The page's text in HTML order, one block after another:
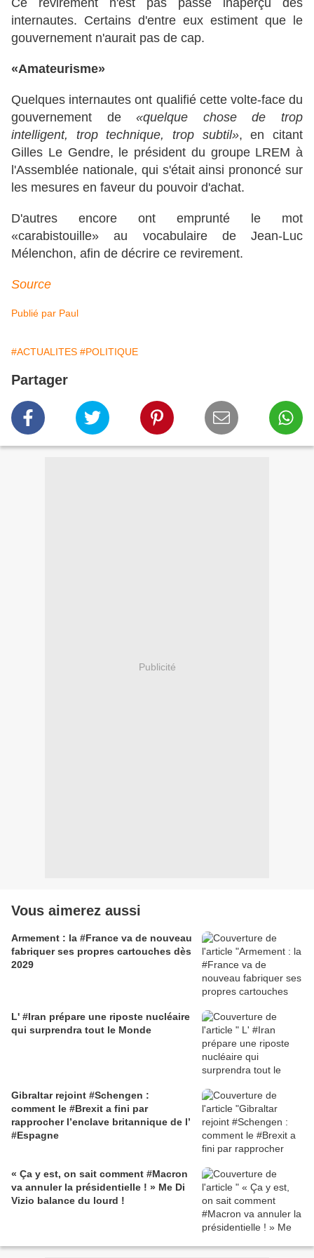
internautes. Certains d'entre eux estiment que le
gouvernement n'aurait pas de cap.
«Amateurisme»
​Quelques internautes ont qualifié cette volte-face du
gouvernement de«quelque chose de trop
intelligent, trop technique, trop subtil», en citant
Gilles Le Gendre, le président du groupe LREM à
l'Assemblée nationale, qui s'était ainsi prononcé sur
les mesures en faveur du pouvoir d'achat.
​​​D'autres encore ont emprunté le mot
«carabistouille» au vocabulaire de Jean-Luc
Mélenchon, afin de décrire ce revirement.
Source
Publié par Paul
#ACTUALITES #POLITIQUE
Partager
Publicité
Vous aimerez aussi
Armement : la #France va de nouveau
fabriquer ses propres cartouches dès
2029
L' #Iran prépare une riposte nucléaire
qui surprendra tout le Monde
Gibraltar rejoint #Schengen :
comment le #Brexit a fini par
rapprocher l’enclave britannique de l’
#Espagne
« Ça y est, on sait comment #Macron
va annuler la présidentielle ! » Me Di
Vizio balance du lourd !